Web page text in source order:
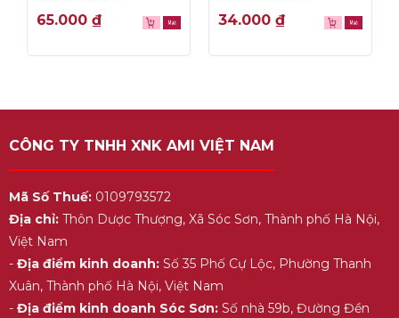
0
out
5
65.000 ₫
0
out
5
34.000 ₫
CÔNG TY TNHH XNK AMI VIỆT NAM
Mã Số Thuế:0109793572
Địa chỉ:Thôn Dược Thượng, Xã Sóc Sơn, Thành phố Hà Nội,
Việt Nam
- Địa điểm kinh doanh:Số 35 Phố Cự Lộc, Phường Thanh
Xuân, Thành phố Hà Nội, Việt Nam
- Địa điểm kinh doanh Sóc Sơn:Số nhà 59b, Đường Đền